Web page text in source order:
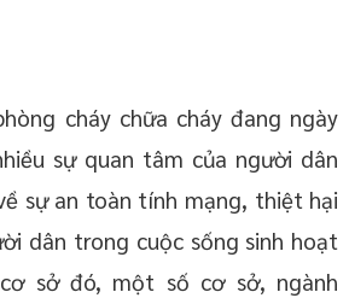
cháy chữa cháy đang ngày
sự quan tâm của người dân
sự an toàn tính mạng, thiệt hại
dân trong cuộc sống sinh hoạt
sở đó, một số cơ sở, ngành